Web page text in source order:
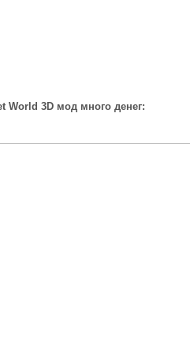
World 3D мод много денег: